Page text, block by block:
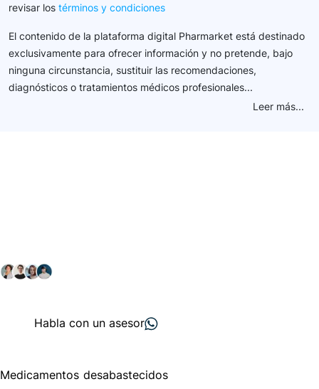
revisar los términos y condiciones
El contenido de la plataforma digital Pharmarket está destinado
exclusivamente para ofrecer información y no pretende, bajo
ninguna circunstancia, sustituir las recomendaciones,
diagnósticos o tratamientos médicos profesionales...
Leer más...
Habla con un asesor
Medicamentos desabastecidos